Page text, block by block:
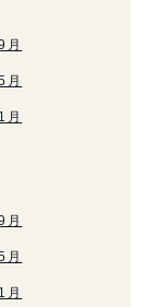
月
月
1月
月
月
1月